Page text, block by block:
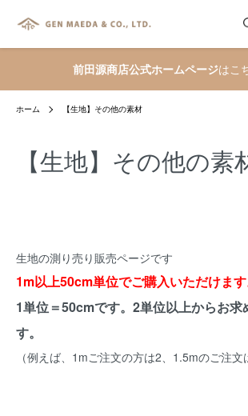
前田源商店公式ホームページはこ
ホーム 【生地】その他の素材
【生地】その他の素
生地の測り売り販売ページです
1m以上50cm単位でご購入いただけます
1単位＝50cmです。2単位以上からお求
す。
（例えば、1mご注文の方は2、1.5mのご注文